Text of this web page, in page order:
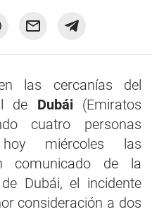
las cercanías del
de Dubái (Emiratos
cuatro personas
miércoles las
comunicado de la
Dubái, el incidente
consideración a dos